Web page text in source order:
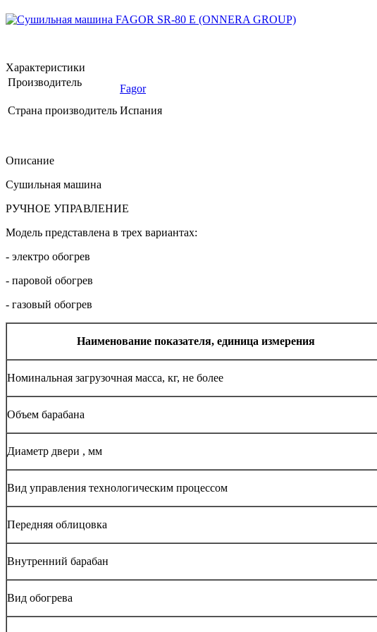
Характеристики
Производитель
Fagor
Страна производитель Испания
Описание
Сушильная машина
РУЧНОЕ УПРАВЛЕНИЕ
Модель представлена в трех вариантах:
- электро обогрев
- паровой обогрев
- газовый обогрев
Наименование показателя, единица измерения
Номинальная загрузочная масса, кг, не более
Объем барабана
Диаметр двери , мм
Вид управления технологическим процессом
Передняя облицовка
Внутренний барабан
Вид обогрева